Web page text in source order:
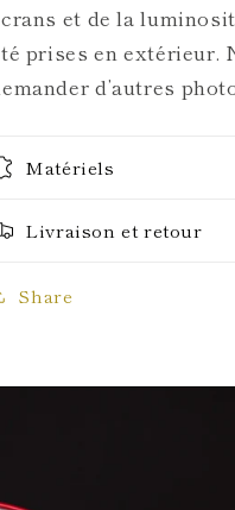
et de la
prises en extérieur.
d’autres
Matériels
Livraison et retour
Share